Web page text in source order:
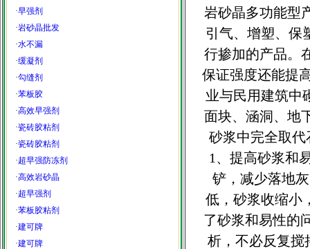
·早强剂
·岩砂晶批发
·水不漏
·缓凝剂
·勾缝剂
·苯板胶
·高效早强剂
·瓷砖胶粘剂
·瓷砖胶粘剂
·超早强防冻剂
·高效岩砂晶
·超早强剂
·苯板胶粘剂
·建可牌
·建可牌
岩砂晶多功能
引气、增塑、保
行掺加的产品。
保证强度还能提
业与民用建筑中
面块、涵洞、地
砂浆中完全取
1、提高砂浆和
铲，减少落地
低，砂浆收缩小
了砂浆和易性的
析，不必反复